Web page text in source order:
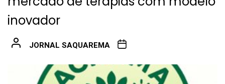
inovador
JORNAL SAQUAREMA